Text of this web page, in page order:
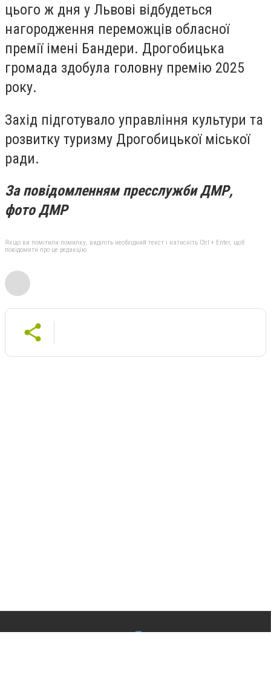
цього ж дня у Львові відбудеться
нагородження переможців обласної
премії імені Бандери. Дрогобицька
громада здобула головну премію 2025
року.
Захід підготувало управління культури та
розвитку туризму Дрогобицької міської
ради.
За повідомленням пресслужби ДМР,
фото ДМР
Якщо ви помітили помилку, виділіть необхідний текст і натисніть Ctrl + Enter, щоб
повідомити про це редакцію